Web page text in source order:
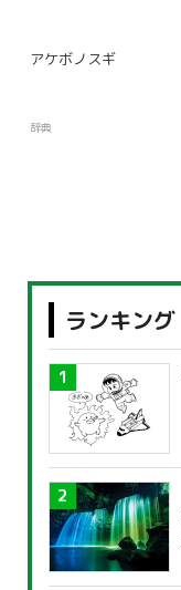
アケボノスギ
辞典
ランキング